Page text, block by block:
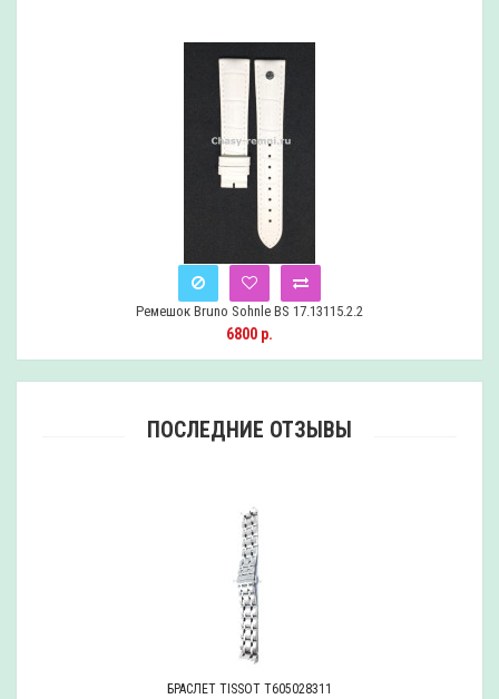
Снят
с
Ремешок Bruno Sohnle BS 17.13115.2.2
6800 р.
ПОСЛЕДНИЕ ОТЗЫВЫ
БРАСЛЕТ TISSOT T605028311